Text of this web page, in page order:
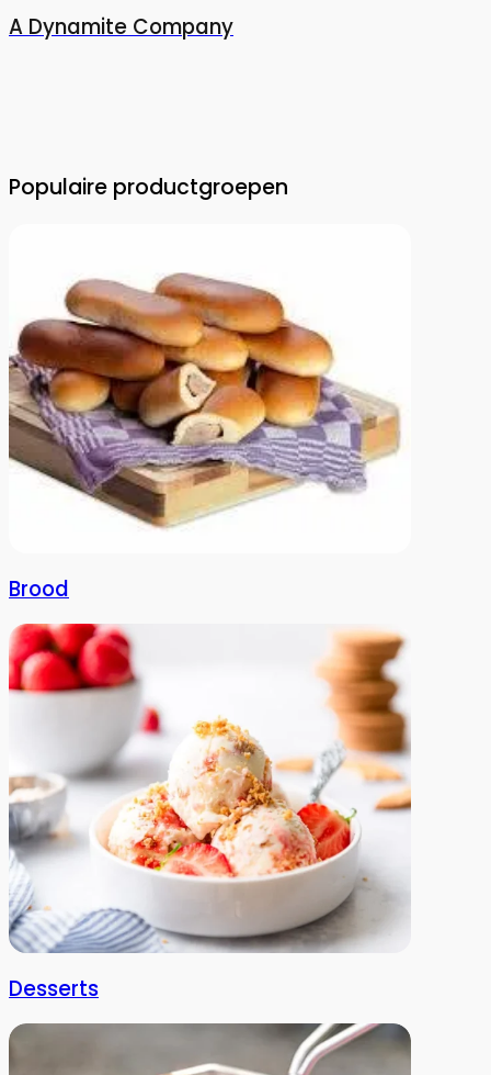
A Dynamite Company
Populaire productgroepen
Brood
Desserts